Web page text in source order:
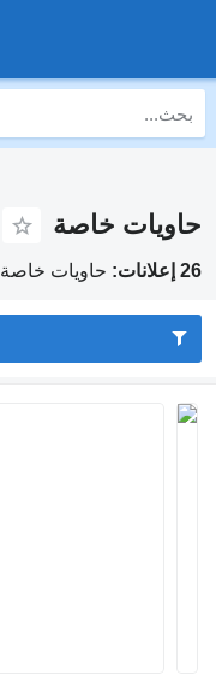
حاويات خاصة
26 إعلانات: حاويات خاصة